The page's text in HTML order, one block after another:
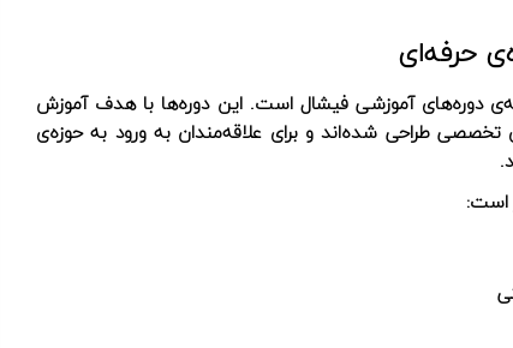
حرفه‌ای
دوره‌های آموزشی فیشال است. این دوره‌ها با هدف آموزش
طراحی شده‌اند و برای علاقه‌مندان به ورود به حوزه‌ی
است: